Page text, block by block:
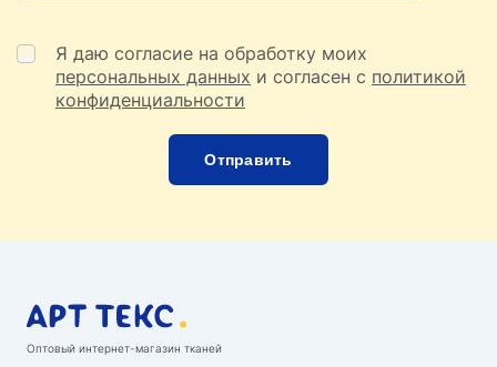
Я даю согласие на обработку моих
персональных данных и согласен с политикой
конфиденциальности
Оптовый интернет-магазин тканей